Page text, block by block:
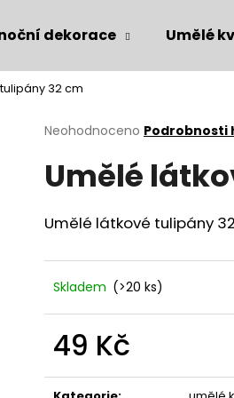
dekorace Umělé
32 cm
Průměrné
produktu
je
z
5
Neohodnoceno Podrobnosti
Umělé
Umělé látkové tulipány
Skladem (>20 ks)
49 Kč
cena:
najít?
HLEDAT